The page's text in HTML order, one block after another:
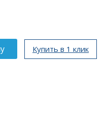
Купить в 1 клик